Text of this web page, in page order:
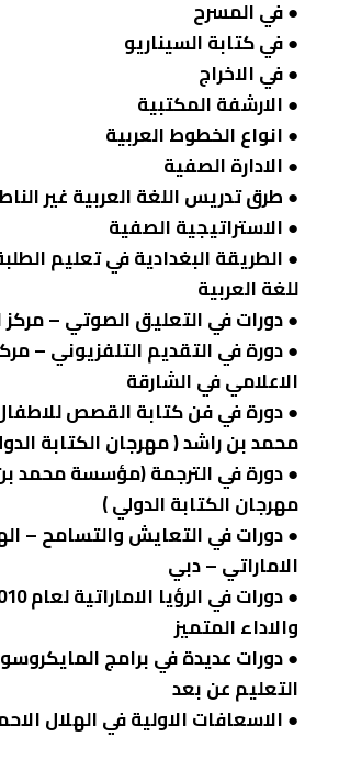
● في المسرح
● في كتابة السيناريو
● في الاخراج
● الارشفة المكتبية
● انواع الخطوط العربية
● الادارة الصفية
● طرق تدريس اللغة العربية غير
● الاستراتيجية الصفية
● الطريقة البغدادية في تعليم
للغة العربية
● دورات في التعليق الصوتي – مركز
● دورة في التقديم التلفزيوني –
الاعلامي في الشارقة
● دورة في فن كتابة القصص
محمد بن راشد ( مهرجان الكتابة
● دورة في الترجمة (مؤسسة محمد
مهرجان الكتابة الدولي )
● دورات في التعايش والتسامح –
الاماراتي – دبي
والاداء المتميز
● دورات عديدة في برامج
التعليم عن بعد
● الاسعافات الاولية في الهلال